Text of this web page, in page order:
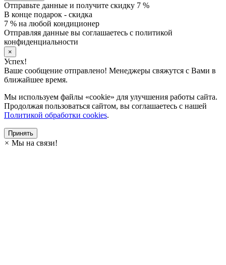
Отправьте данные и получите скидку 7 %
В конце подарок - скидка
7 % на любой кондиционер
Отправляя данные вы соглашаетесь с политикой
конфиденциальности
×
Успех!
Ваше сообщение отправлено! Менеджеры свяжутся с Вами в
ближайшее время.
Мы используем файлы «cookie» для улучшения работы сайта.
Продолжая пользоваться сайтом, вы соглашаетесь с нашей
Политикой обработки cookies.
Принять
× Мы на связи!